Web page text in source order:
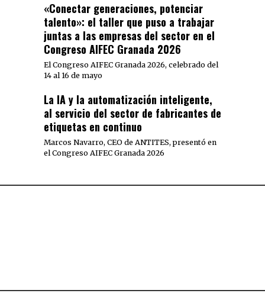
«Conectar generaciones, potenciar
talento»: el taller que puso a trabajar
juntas a las empresas del sector en el
Congreso AIFEC Granada 2026
El Congreso AIFEC Granada 2026, celebrado del
14 al 16 de mayo
La IA y la automatización inteligente,
al servicio del sector de fabricantes de
etiquetas en continuo
Marcos Navarro, CEO de ANTITES, presentó en
el Congreso AIFEC Granada 2026